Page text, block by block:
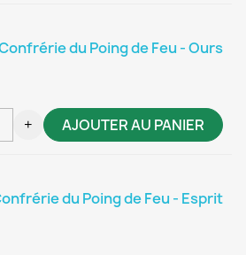
du Poing de Feu - Ours
+ AJOUTER AU PANIER
du Poing de Feu - Esprit